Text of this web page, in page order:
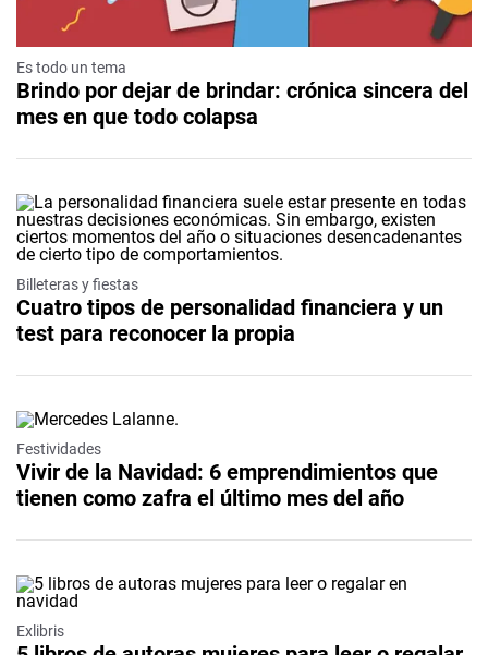
Es todo un tema
Brindo por dejar de brindar: crónica sincera del
mes en que todo colapsa
Billeteras y fiestas
Cuatro tipos de personalidad financiera y un
test para reconocer la propia
Festividades
Vivir de la Navidad: 6 emprendimientos que
tienen como zafra el último mes del año
Exlibris